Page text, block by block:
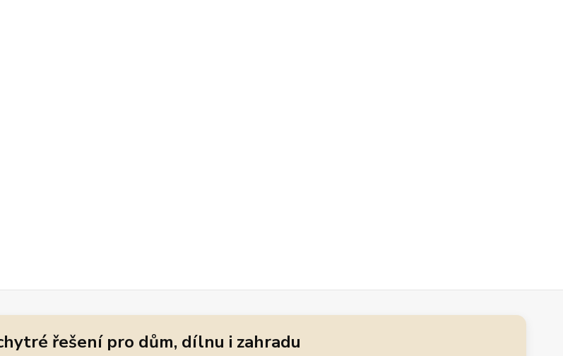
řešení pro dům, dílnu i zahradu